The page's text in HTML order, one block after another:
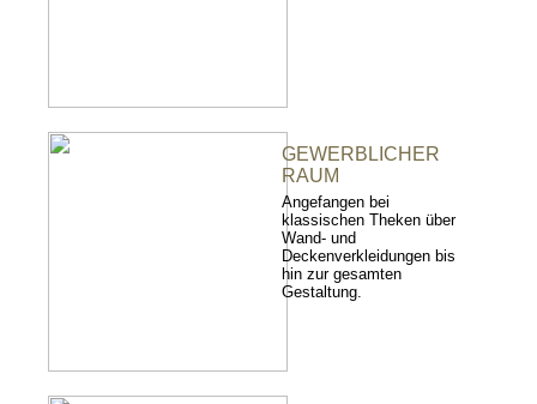
GEWERBLICHER
RAUM
Angefangen bei
klassischen Theken über
Wand- und
Deckenverkleidungen bis
hin zur gesamten
Gestaltung.